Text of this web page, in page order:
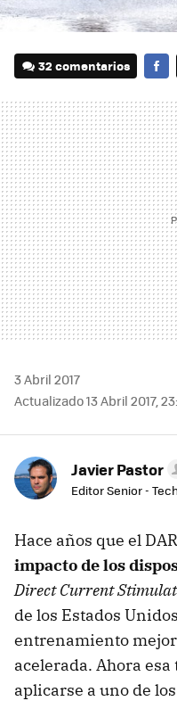
32 comentarios
3 Abril 2017
Actualizado 13 Abril 2017,
Javier Pastor
Editor Senior -
Hace años que el
impacto de los
Direct Current
de los Estados
entrenamiento
acelerada. Ahora
aplicarse a uno de